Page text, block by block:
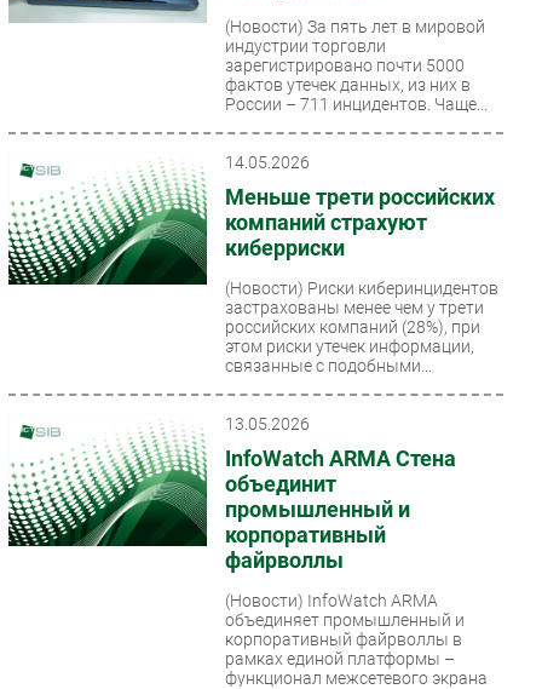
(Новости) За пять лет в мировой
индустрии торговли
зарегистрировано почти 5000
фактов утечек данных, из них в
России – 711 инцидентов. Чаще...
14.05.2026
Меньше трети российских
компаний страхуют
киберриски
(Новости) Риски киберинцидентов
застрахованы менее чем у трети
российских компаний (28%), при
этом риски утечек информации,
связанные с подобными...
13.05.2026
InfoWatch ARMA Стена
объединит
промышленный и
корпоративный
файрволлы
(Новости) InfoWatch ARMA
объединяет промышленный и
корпоративный файрволлы в
рамках единой платформы –
функционал межсетевого экрана